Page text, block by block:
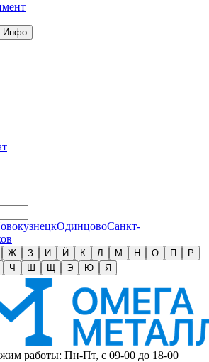
Инфо
ОдинцовоСанкт-
Ж З И Й К Л М Н О П
Р
Ч Ш Щ Э Ю Я
работы: Пн-Пт, с 09-00 до 18-00